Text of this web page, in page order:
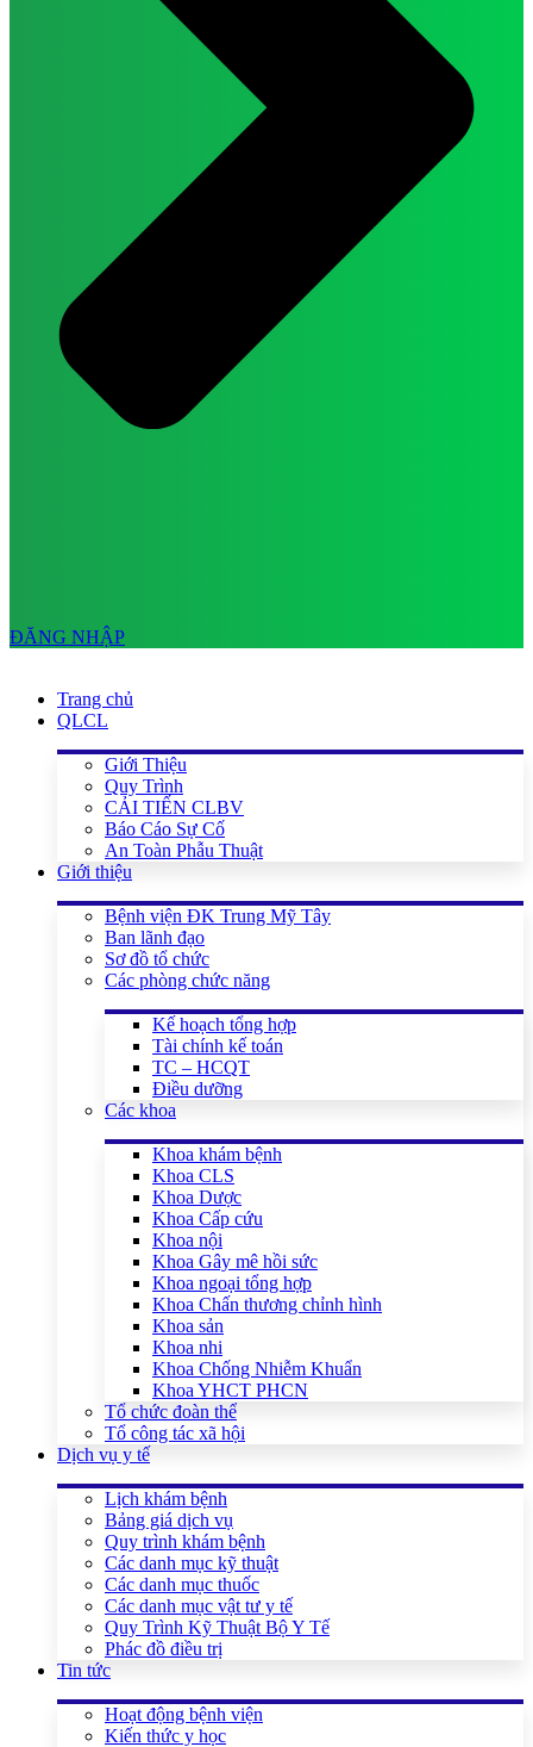
ĐĂNG NHẬP
Trang chủ
QLCL
Giới Thiệu
Quy Trình
CẢI TIẾN CLBV
Báo Cáo Sự Cố
An Toàn Phẫu Thuật
Giới thiệu
Bệnh viện ĐK Trung Mỹ Tây
Ban lãnh đạo
Sơ đồ tổ chức
Các phòng chức năng
Kế hoạch tổng hợp
Tài chính kế toán
TC – HCQT
Điều dưỡng
Các khoa
Khoa khám bệnh
Khoa CLS
Khoa Dược
Khoa Cấp cứu
Khoa nội
Khoa Gây mê hồi sức
Khoa ngoại tổng hợp
Khoa Chấn thương chỉnh hình
Khoa sản
Khoa nhi
Khoa Chống Nhiễm Khuẩn
Khoa YHCT PHCN
Tổ chức đoàn thể
Tổ công tác xã hội
Dịch vụ y tế
Lịch khám bệnh
Bảng giá dịch vụ
Quy trình khám bệnh
Các danh mục kỹ thuật
Các danh mục thuốc
Các danh mục vật tư y tế
Quy Trình Kỹ Thuật Bộ Y Tế
Phác đồ điều trị
Tin tức
Hoạt động bệnh viện
Kiến thức y học